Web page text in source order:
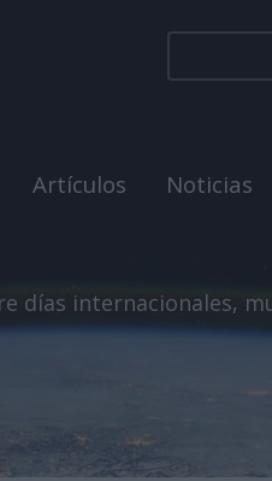
Artículos Noticias
días internacionales,